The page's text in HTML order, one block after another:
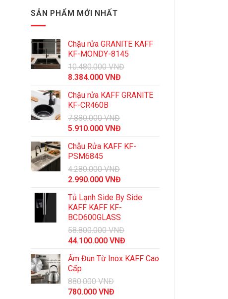
SẢN PHẨM MỚI NHẤT
Chậu rửa GRANITE KAFF
KF-MONDY-8145
10.480.000VNĐ
Giá
là:
10.480.000 VNĐ.
8.384.000 VNĐ
tại
Chậu rửa KAFF GRANITE
KF-CR460B
7.880.000VNĐ
Giá
là:
7.880.000 VNĐ.
5.910.000 VNĐ
tại
Chậu Rửa KAFF KF-
PSM6845
4.280.000VNĐ
Giá
là:
4.280.000 VNĐ.
2.990.000 VNĐ
tại
là:
Tủ Lạnh Side By Side
KAFF KAFF KF-
BCD600GLASS
58.800.000VNĐ
Giá
là:
58.800.000 VNĐ.
44.100.000 VNĐ
tại
Ấm Đun Từ Inox KAFF Cao
Cấp
880.000VNĐ
Giá
780.000 VNĐ